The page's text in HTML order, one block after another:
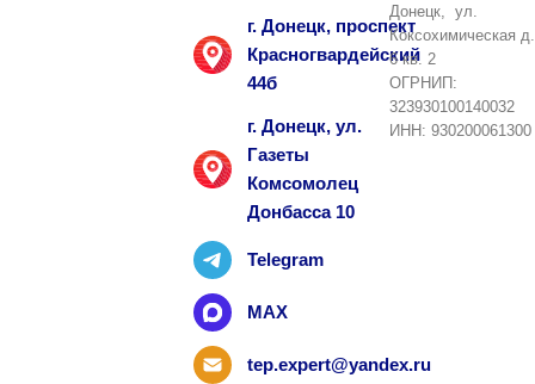
г. Донецк, проспект
Красногвардейский
44б
г. Донецк, ул.
Газеты
Комсомолец
Донбасса 10
Telegram
MAX
tep.expert@yandex.ru
Донецк, ул.
Коксохимическая д.
6 кв. 2
ОГРНИП:
323930100140032
ИНН: 930200061300